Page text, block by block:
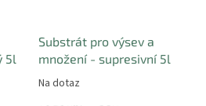
5l
Substrát pro výsev a
množení - supresivní 5l
Na dotaz